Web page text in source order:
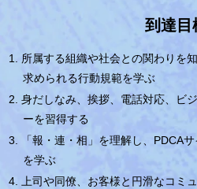
到達目
所属する組織や社会との関わりを
求められる行動規範を学ぶ
身だしなみ、挨拶、電話対応、ビ
ーを習得する
「報・連・相」を理解し、PDCA
を学ぶ
上司や同僚、お客様と円滑なコミ